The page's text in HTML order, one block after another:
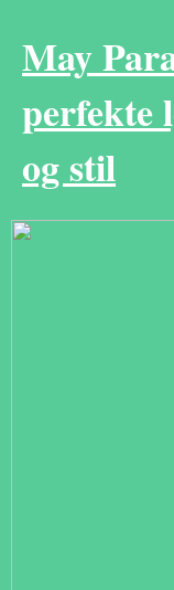
May
perfekte
og stil